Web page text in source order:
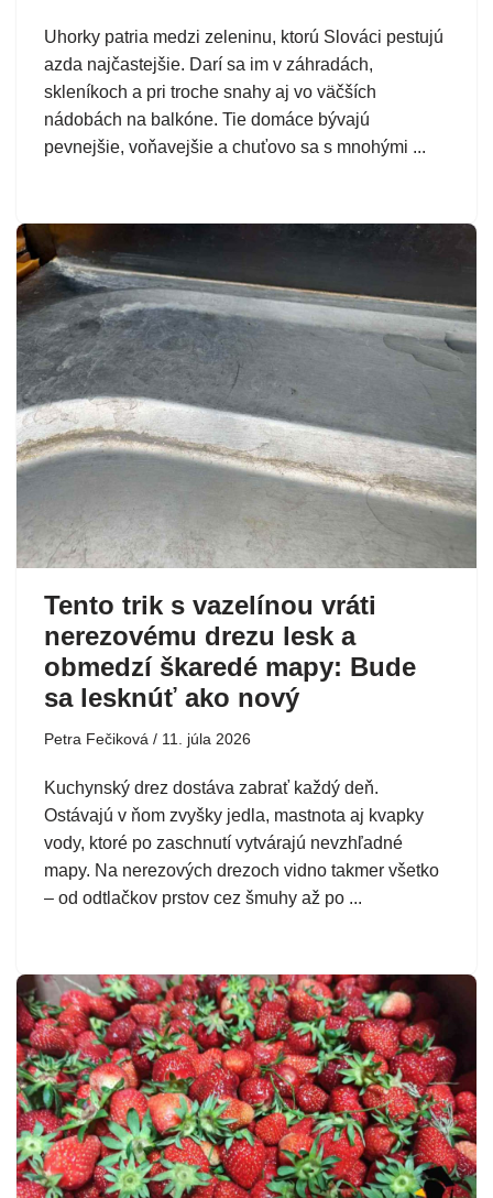
Uhorky patria medzi zeleninu, ktorú Slováci pestujú
azda najčastejšie. Darí sa im v záhradách,
skleníkoch a pri troche snahy aj vo väčších
nádobách na balkóne. Tie domáce bývajú
pevnejšie, voňavejšie a chuťovo sa s mnohými ...
Tento trik s vazelínou vráti
nerezovému drezu lesk a
obmedzí škaredé mapy: Bude
sa lesknúť ako nový
Petra Fečiková 11. júla 2026
Kuchynský drez dostáva zabrať každý deň.
Ostávajú v ňom zvyšky jedla, mastnota aj kvapky
vody, ktoré po zaschnutí vytvárajú nevzhľadné
mapy. Na nerezových drezoch vidno takmer všetko
– od odtlačkov prstov cez šmuhy až po ...